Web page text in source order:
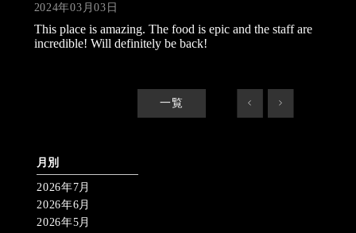
2024年03月03日
This place is amazing. The food is epic and the staff are
incredible! Will definitely be back!
一覧 < >
月別
2026年7月
2026年6月
2026年5月